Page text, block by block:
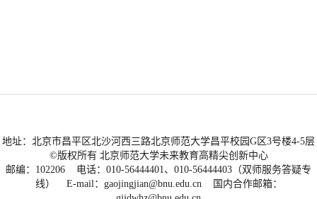
地址：北京市昌平区北沙河西三路北京师范大学昌平校园G区3号楼4-5层
©版权所有 北京师范大学未来教育高精尖创新中心
邮编：102206 电话：010-56444401、010-56444403（双师服务答疑专
线） E-mail：gaojingjian@bnu.edu.cn 国内合作邮箱：